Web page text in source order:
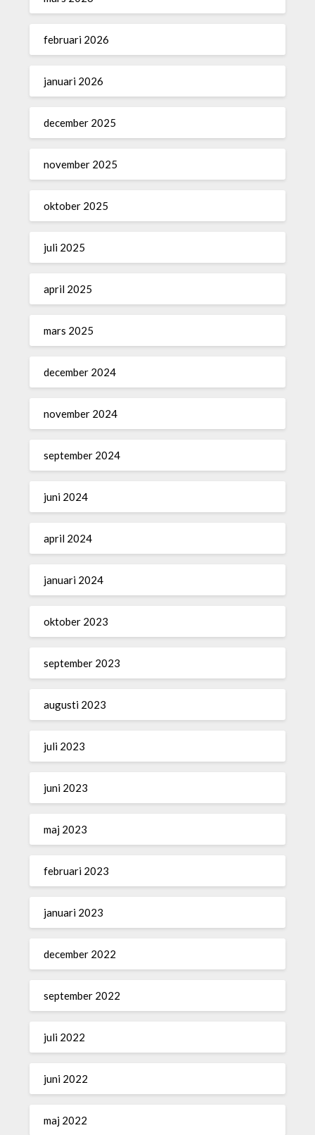
februari 2026
januari 2026
december 2025
november 2025
oktober 2025
juli 2025
april 2025
mars 2025
december 2024
november 2024
september 2024
juni 2024
april 2024
januari 2024
oktober 2023
september 2023
augusti 2023
juli 2023
juni 2023
maj 2023
februari 2023
januari 2023
december 2022
september 2022
juli 2022
juni 2022
maj 2022